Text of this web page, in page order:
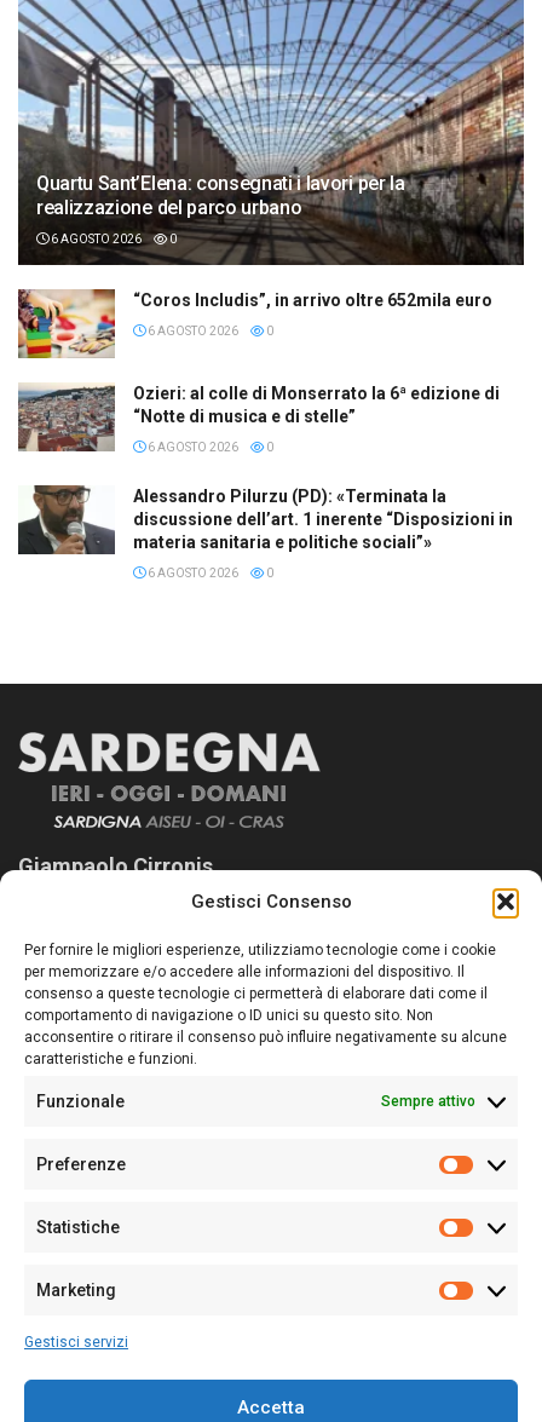
Gestisci Consenso
Per fornire le migliori esperienze, utilizziamo tecnologie come i cookie
per memorizzare e/o accedere alle informazioni del dispositivo. Il
consenso a queste tecnologie ci permetterà di elaborare dati come il
comportamento di navigazione o ID unici su questo sito. Non
acconsentire o ritirare il consenso può influire negativamente su alcune
caratteristiche e funzioni.
Funzionale Sempre attivo
Preferenze
Statistiche
Marketing
Gestisci servizi
Accetta
Quartu Sant’Elena: consegnati i lavori per la
realizzazione del parco urbano
6 AGOSTO 2026 0
“Coros Includis”, in arrivo oltre 652mila euro
6 AGOSTO 2026 0
Ozieri: al colle di Monserrato la 6ª edizione di
“Notte di musica e di stelle”
6 AGOSTO 2026 0
Alessandro Pilurzu (PD): «Terminata la
discussione dell’art. 1 inerente “Disposizioni in
materia sanitaria e politiche sociali”»
6 AGOSTO 2026 0
Giampaolo Cirronis
Sardegna Ieri-Oggi-Domani nasce per informare “liberamente” i
lettori su quanto accade in Sardegna, con un occhio rivolto al
nostro passato e, soprattutto, al nostro futuro
Follow Us
Sede:Via Cristoforo Colombo 09013 Carbonia
Partita IVA02270380922
128/2020 del 10/02/2020
Per la Pubblicità: